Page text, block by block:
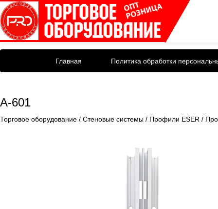
Главная Политика обработки
A-601
Торговое оборудование / Стеновые системы / Профили ESER /